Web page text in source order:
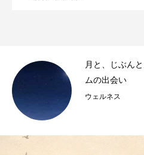
月と、じぶん
ムの出会い
ウェルネス